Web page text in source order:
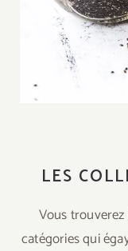
LES
Vous
catégories qui